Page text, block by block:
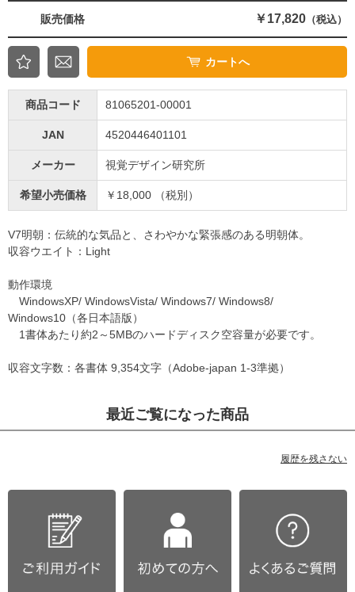
販売価格 ￥17,820 （税込）
カートへ
商品コード 81065201-00001
JAN 4520446401101
メーカー 視覚デザイン研究所
希望小売価格 ￥18,000 （税別）
V7明朝：伝統的な気品と、さわやかな緊張感のある明朝体。
収容ウエイト：Light
動作環境
WindowsXP/ WindowsVista/ Windows7/ Windows8/
Windows10（各日本語版）
1書体あたり約2～5MBのハードディスク空容量が必要です。
収容文字数：各書体 9,354文字（Adobe-japan 1-3準拠）
最近ご覧になった商品
履歴を残さない